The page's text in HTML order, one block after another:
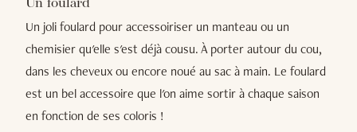
Un foulard
Un joli foulard pour accessoiriser un manteau ou un
chemisier qu'elle s'est déjà cousu. À porter autour du cou,
dans les cheveux ou encore noué au sac à main. Le foulard
est un bel accessoire que l'on aime sortir à chaque saison
en fonction de ses coloris !